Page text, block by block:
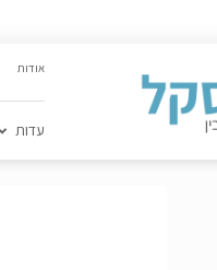
אודות
עדות